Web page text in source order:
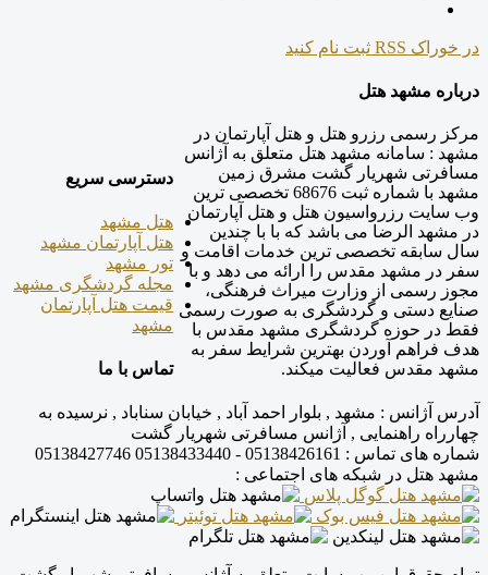
در خوراک RSS ثبت نام کنید
درباره مشهد هتل
مرکز رسمی رزرو هتل و هتل آپارتمان در
مشهد : سامانه مشهد هتل متعلق به آژانس
مسافرتی شهریار گشت مشرق زمین
مشهد با شماره ثبت 68676 تخصصی ترین
وب سایت رزرواسیون هتل و هتل آپارتمان
در مشهد الرضا می باشد که با با چندین
سال سابقه تخصصی ترین خدمات اقامت و
سفر در مشهد مقدس را ارائه می دهد و با
مجوز رسمی از وزارت میراث فرهنگی،
صنایع دستی و گردشگری به صورت رسمی
فقط در حوزه گردشگری مشهد مقدس با
هدف فراهم آوردن بهترین شرایط سفر به
مشهد مقدس فعالیت میکند.
دسترسی سریع
هتل مشهد
هتل آپارتمان مشهد
تور مشهد
مجله گردشگری مشهد
قیمت هتل آپارتمان
مشهد
تماس با ما
آدرس آژانس : مشهد , بلوار احمد آباد , خیابان سناباد , نرسیده به
چهارراه راهنمایی , آژانس مسافرتی شهریار گشت
شماره های تماس : 05138426161 - 05138433440
05138427746
مشهد هتل در شبکه های اجتماعی :